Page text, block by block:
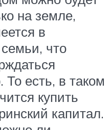
на земле,
в
что
То есть, в таком
купить
капитал.